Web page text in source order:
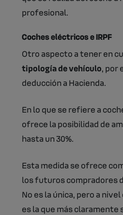
profesional.
Coches eléctricos e IRPF
Otro aspecto a tener en
tipología de vehículo, por
deducción a Hacienda.
En lo que se refiere a
ofrece la posibilidad de
hasta un 30%.
Esta medida se ofrece
los futuros compradores
No es la única, pero a
es la que más claramente